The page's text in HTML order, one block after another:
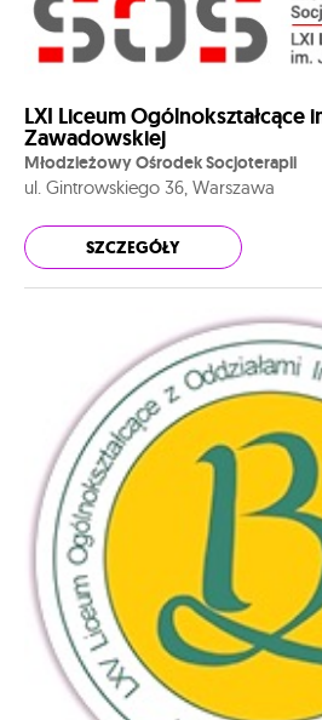
LXI Liceum Ogólnokształcące
Zawadowskiej
Młodzieżowy Ośrodek Socjoterapii
ul. Gintrowskiego 36, Warszawa
SZCZEGÓŁY